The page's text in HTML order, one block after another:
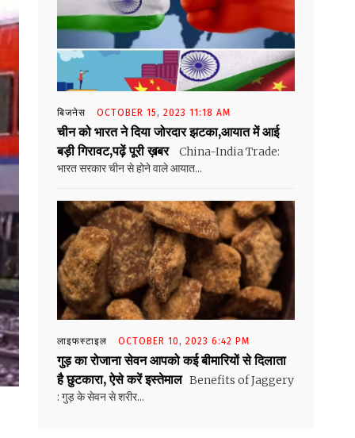
बिजनेस OCTOBER 15, 2023 11:18 AM
चीन को भारत ने दिया जोरदार झटका,आयात में आई
बड़ी गिरावट,पढ़ें पूरी ख़बर
China-India Trade:
भारत सरकार चीन से होने वाले आयात...
लाइफस्टाइल OCTOBER 10, 2023 6:42 PM
गुड़ का रोजाना सेवन आपको कई बीमारियों से दिलाता
है छुटकारा, ऐसे करें इस्तेमाल Benefits of Jaggery
: गुड़ के सेवन से शरीर...